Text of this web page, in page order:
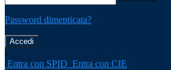
Password dimenticata?
-
Entra con SPID Entra con CIE